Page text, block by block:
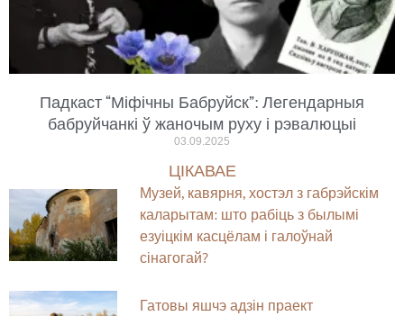
Падкаст “Міфічны Бабруйск”: Легендарныя
бабруйчанкі ў жаночым руху і рэвалюцыі
03.09.2025
ЦІКАВАЕ
Музей, кавярня, хостэл з габрэйскім
каларытам: што рабіць з былымі
езуіцкім касцёлам і галоўнай
сінагогай?
Гатовы яшчэ адзін праект